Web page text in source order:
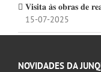
𝐕𝐢𝐬𝐢𝐭𝐚 𝐚̀𝐬 𝐨𝐛𝐫𝐚𝐬 𝐝𝐞
15-07-2025
NOVIDADES DA